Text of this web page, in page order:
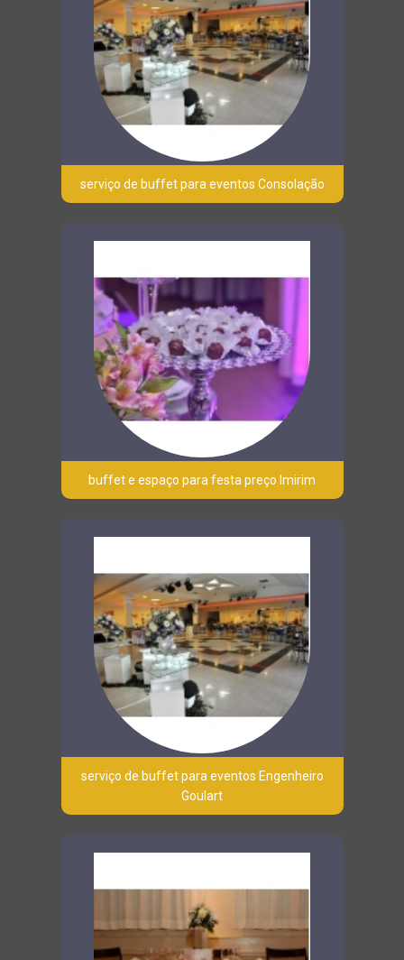
serviço de buffet para eventos Consolação
buffet e espaço para festa preço Imirim
serviço de buffet para eventos Engenheiro
Goulart